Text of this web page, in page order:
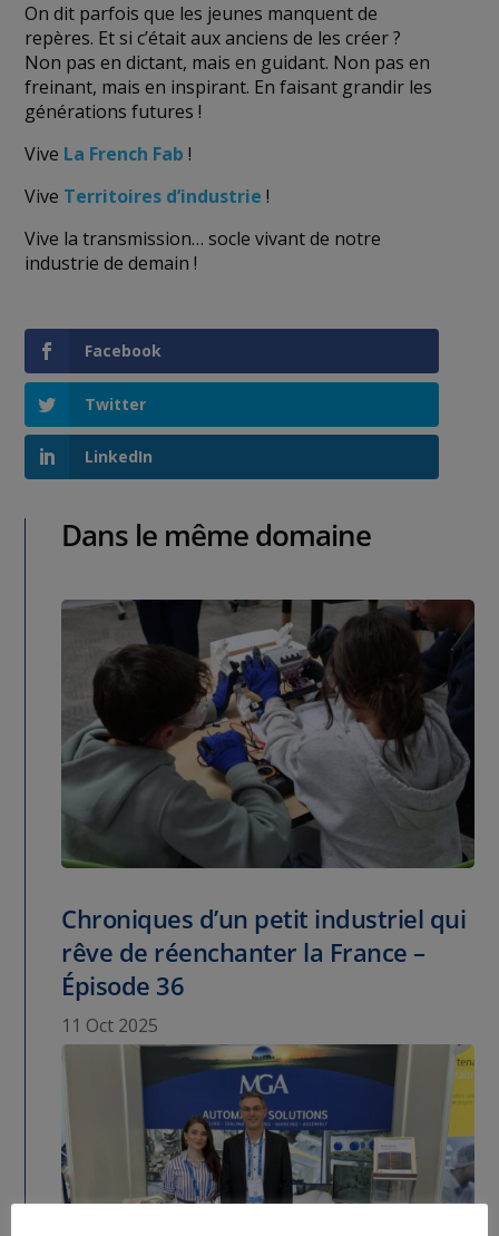
On dit parfois que les jeunes manquent de
repères. Et si c’était aux anciens de les créer ?
Non pas en dictant, mais en guidant. Non pas en
freinant, mais en inspirant. En faisant grandir les
générations futures !
Vive La French Fab !
Vive Territoires d’industrie !
Vive la transmission… socle vivant de notre
industrie de demain !
Facebook
Twitter
LinkedIn
Dans le même domaine
Chroniques d’un petit industriel qui
rêve de réenchanter la France –
Épisode 36
11 Oct 2025